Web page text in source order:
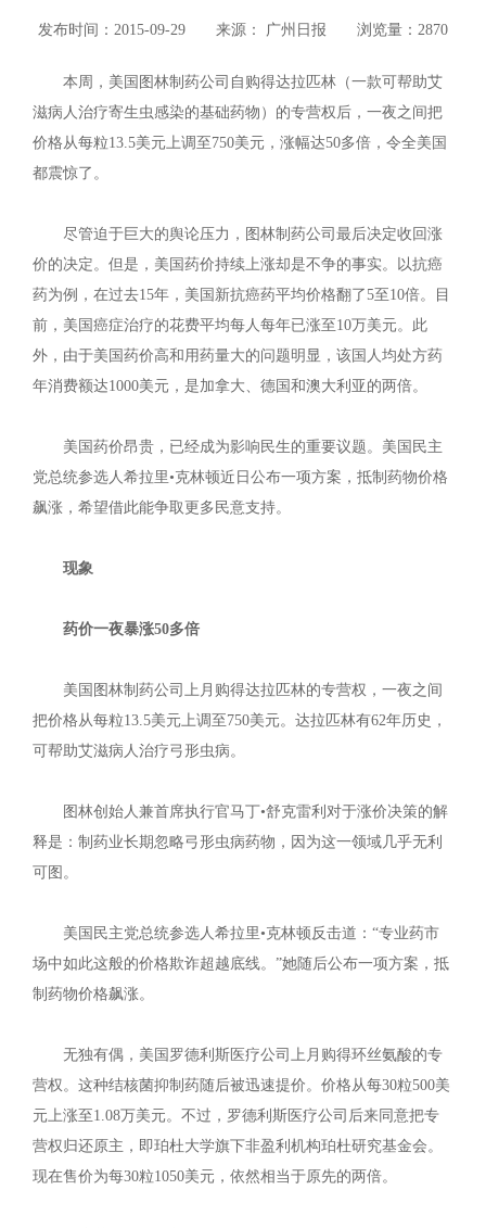
发布时间：2015-09-29 来源： 广州日报 浏览量：2870
本周，美国图林制药公司自购得达拉匹林（一款可帮助艾
滋病人治疗寄生虫感染的基础药物）的专营权后，一夜之间把
价格从每粒13.5美元上调至750美元，涨幅达50多倍，令全美国
都震惊了。
尽管迫于巨大的舆论压力，图林制药公司最后决定收回涨
价的决定。但是，美国药价持续上涨却是不争的事实。以抗癌
药为例，在过去15年，美国新抗癌药平均价格翻了5至10倍。目
前，美国癌症治疗的花费平均每人每年已涨至10万美元。此
外，由于美国药价高和用药量大的问题明显，该国人均处方药
年消费额达1000美元，是加拿大、德国和澳大利亚的两倍。
美国药价昂贵，已经成为影响民生的重要议题。美国民主
党总统参选人希拉里•克林顿近日公布一项方案，抵制药物价格
飙涨，希望借此能争取更多民意支持。
现象
药价一夜暴涨50多倍
美国图林制药公司上月购得达拉匹林的专营权，一夜之间
把价格从每粒13.5美元上调至750美元。达拉匹林有62年历史，
可帮助艾滋病人治疗弓形虫病。
图林创始人兼首席执行官马丁•舒克雷利对于涨价决策的解
释是：制药业长期忽略弓形虫病药物，因为这一领域几乎无利
可图。
美国民主党总统参选人希拉里•克林顿反击道：“专业药市
场中如此这般的价格欺诈超越底线。”她随后公布一项方案，抵
制药物价格飙涨。
无独有偶，美国罗德利斯医疗公司上月购得环丝氨酸的专
营权。这种结核菌抑制药随后被迅速提价。价格从每30粒500美
元上涨至1.08万美元。不过，罗德利斯医疗公司后来同意把专
营权归还原主，即珀杜大学旗下非盈利机构珀杜研究基金会。
现在售价为每30粒1050美元，依然相当于原先的两倍。